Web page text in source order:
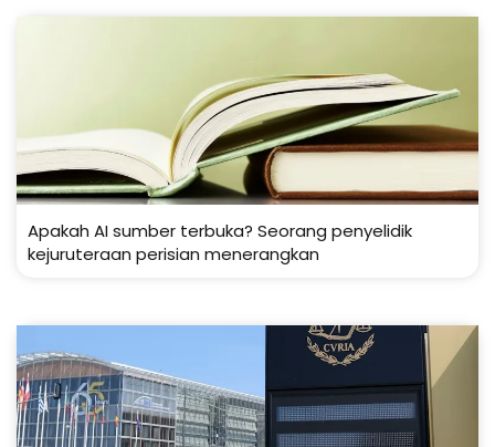
Apakah AI sumber terbuka? Seorang penyelidik
kejuruteraan perisian menerangkan